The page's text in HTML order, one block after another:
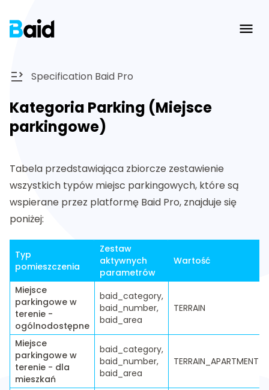
Specification Baid Pro
Kategoria Parking (Miejsce
parkingowe)
Tabela przedstawiająca zbiorcze zestawienie
wszystkich typów miejsc parkingowych, które są
wspierane przez platformę Baid Pro, znajduje się
poniżej:
Typ
pomieszczenia
Zestaw
aktywnych
parametrów
Wartość
Miejsce
parkingowe w
terenie -
ogólnodostępne
baid_category,
baid_number,
baid_area
TERRAIN
Miejsce
parkingowe w
terenie - dla
mieszkań
baid_category,
baid_number,
baid_area
TERRAIN_APARTMENT